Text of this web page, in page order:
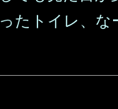
たトイレ、な